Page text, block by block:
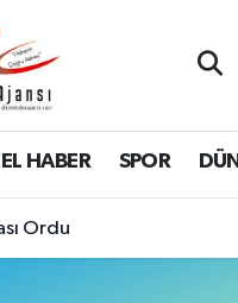
HABER SPOR
Ordu